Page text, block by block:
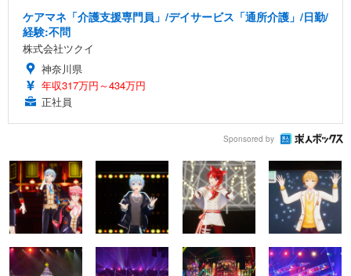
ケアマネ「介護支援専門員」/デイサービス「通所介護」/日勤/
経験:不問
株式会社ツクイ
神奈川県
年収317万円～434万円
正社員
Sponsored by